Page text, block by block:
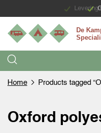
Levering
Home Products tagged
Oxford